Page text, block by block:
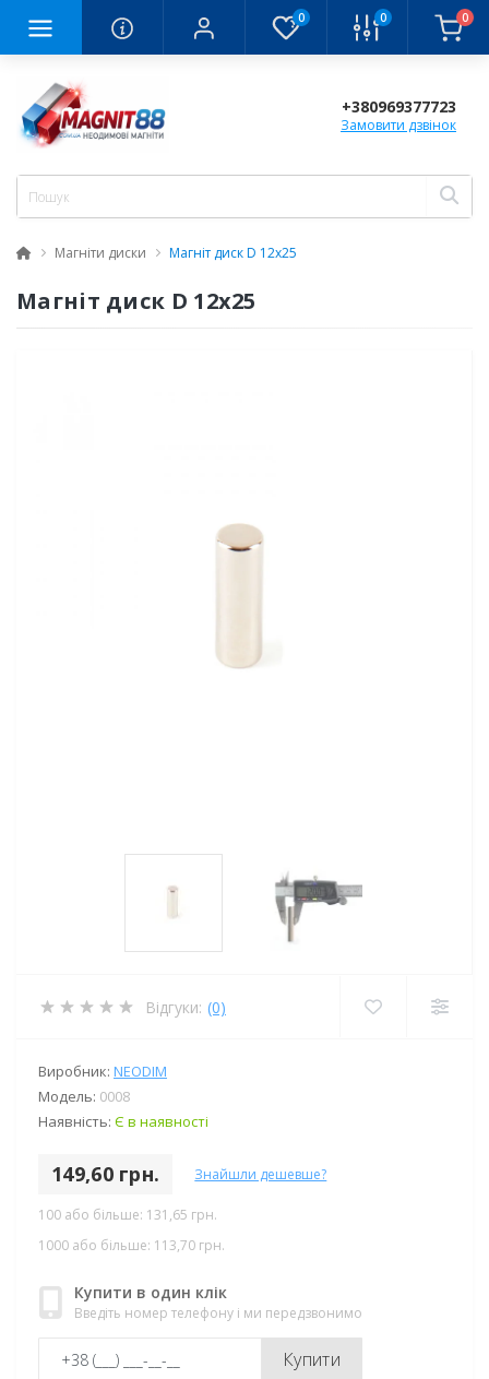
0 0 0
+380969377723
Замовити дзвінок
Магніти диски Магніт диск D 12x25
Магніт диск D 12x25
Відгуки: (0)
Виробник: NEODIM
Модель: 0008
Наявність: Є в наявності
149,60 грн. Знайшли дешевше?
100 або більше: 131,65 грн.
1000 або більше: 113,70 грн.
Купити в один клік
Введіть номер телефону і ми передзвонимо
Купити